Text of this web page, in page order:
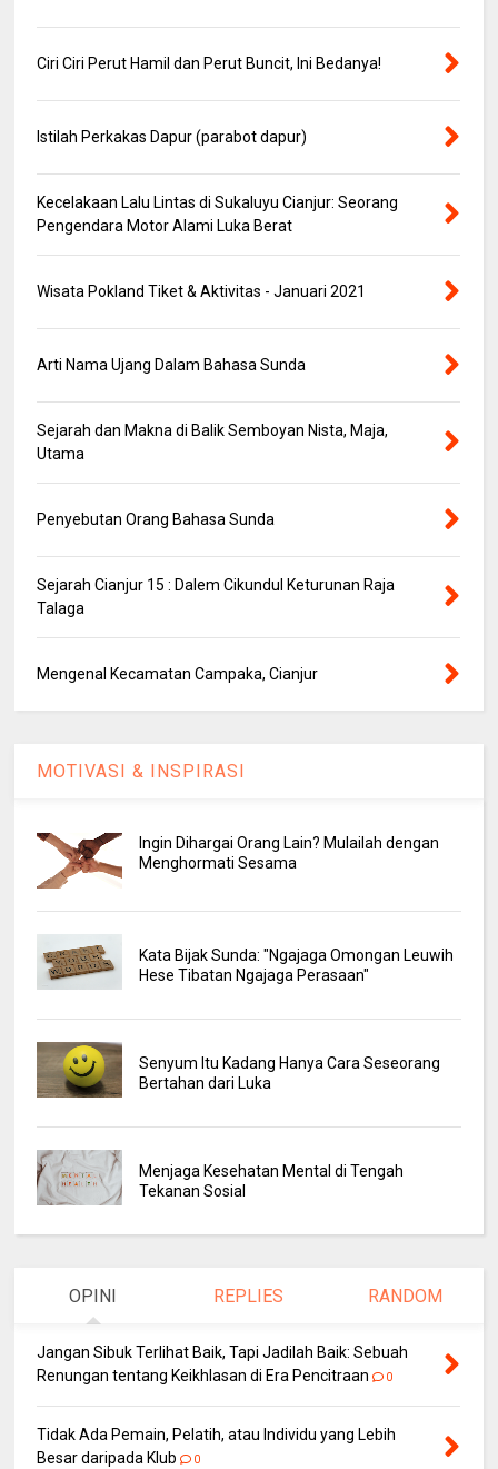
Ciri Ciri Perut Hamil dan Perut Buncit, Ini Bedanya!
Istilah Perkakas Dapur (parabot dapur)
Kecelakaan Lalu Lintas di Sukaluyu Cianjur: Seorang
Pengendara Motor Alami Luka Berat
Wisata Pokland Tiket & Aktivitas - Januari 2021
Arti Nama Ujang Dalam Bahasa Sunda
Sejarah dan Makna di Balik Semboyan Nista, Maja,
Utama
Penyebutan Orang Bahasa Sunda
Sejarah Cianjur 15 : Dalem Cikundul Keturunan Raja
Talaga
Mengenal Kecamatan Campaka, Cianjur
MOTIVASI & INSPIRASI
Ingin Dihargai Orang Lain? Mulailah dengan
Menghormati Sesama
Kata Bijak Sunda: "Ngajaga Omongan Leuwih
Hese Tibatan Ngajaga Perasaan"
Senyum Itu Kadang Hanya Cara Seseorang
Bertahan dari Luka
Menjaga Kesehatan Mental di Tengah
Tekanan Sosial
OPINI REPLIES RANDOM
Jangan Sibuk Terlihat Baik, Tapi Jadilah Baik: Sebuah
Renungan tentang Keikhlasan di Era Pencitraan
0
Tidak Ada Pemain, Pelatih, atau Individu yang Lebih
Besar daripada Klub
0